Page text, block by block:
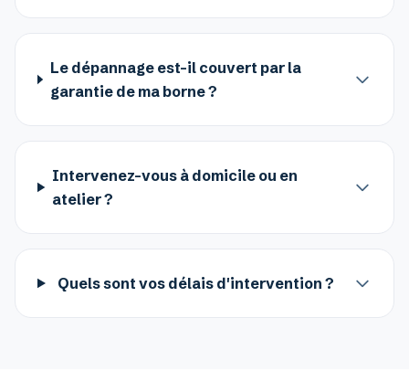
Le dépannage est-il couvert par la
garantie de ma borne ?
Intervenez-vous à domicile ou en
atelier ?
Quels sont vos délais d'intervention ?